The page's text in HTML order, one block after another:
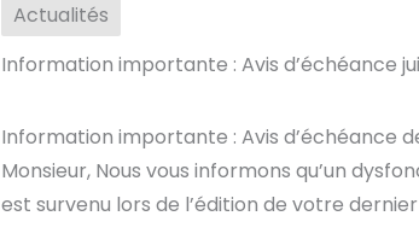
Actualités
Information importante : Avis d’échéance
Information importante : Avis d’échéance
Monsieur, Nous vous informons qu’un
est survenu lors de l’édition de votre dernier